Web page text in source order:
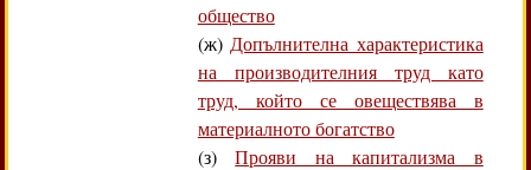
общество
(ж) Допълнителна характеристика
на производителния труд като
труд, който се овеществява в
материалното богатство
(з)Прояви на капитализма в